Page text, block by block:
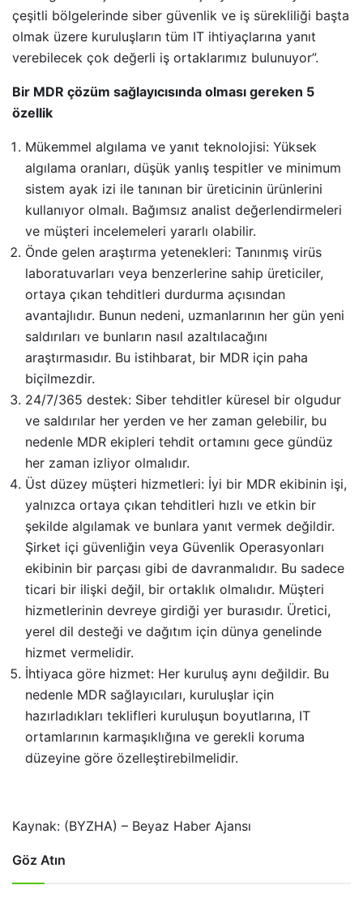
çeşitli bölgelerinde siber güvenlik ve iş sürekliliği başta
olmak üzere kuruluşların tüm IT ihtiyaçlarına yanıt
verebilecek çok değerli iş ortaklarımız bulunuyor”.
Bir MDR çözüm sağlayıcısında olması gereken 5
özellik
Mükemmel algılama ve yanıt teknolojisi: Yüksek
algılama oranları, düşük yanlış tespitler ve minimum
sistem ayak izi ile tanınan bir üreticinin ürünlerini
kullanıyor olmalı. Bağımsız analist değerlendirmeleri
ve müşteri incelemeleri yararlı olabilir.
Önde gelen araştırma yetenekleri: Tanınmış virüs
laboratuvarları veya benzerlerine sahip üreticiler,
ortaya çıkan tehditleri durdurma açısından
avantajlıdır. Bunun nedeni, uzmanlarının her gün yeni
saldırıları ve bunların nasıl azaltılacağını
araştırmasıdır. Bu istihbarat, bir MDR için paha
biçilmezdir.
24/7/365 destek: Siber tehditler küresel bir olgudur
ve saldırılar her yerden ve her zaman gelebilir, bu
nedenle MDR ekipleri tehdit ortamını gece gündüz
her zaman izliyor olmalıdır.
Üst düzey müşteri hizmetleri: İyi bir MDR ekibinin işi,
yalnızca ortaya çıkan tehditleri hızlı ve etkin bir
şekilde algılamak ve bunlara yanıt vermek değildir.
Şirket içi güvenliğin veya Güvenlik Operasyonları
ekibinin bir parçası gibi de davranmalıdır. Bu sadece
ticari bir ilişki değil, bir ortaklık olmalıdır. Müşteri
hizmetlerinin devreye girdiği yer burasıdır. Üretici,
yerel dil desteği ve dağıtım için dünya genelinde
hizmet vermelidir.
İhtiyaca göre hizmet: Her kuruluş aynı değildir. Bu
nedenle MDR sağlayıcıları, kuruluşlar için
hazırladıkları teklifleri kuruluşun boyutlarına, IT
ortamlarının karmaşıklığına ve gerekli koruma
düzeyine göre özelleştirebilmelidir.
Kaynak: (BYZHA) – Beyaz Haber Ajansı
Göz Atın